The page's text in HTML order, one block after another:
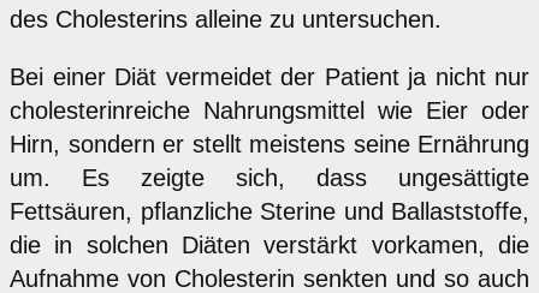
des Cholesterins alleine zu untersuchen.
Bei einer Diät vermeidet der Patient ja nicht nur
cholesterinreiche Nahrungsmittel wie Eier oder
Hirn, sondern er stellt meistens seine Ernährung
um. Es zeigte sich, dass ungesättigte
Fettsäuren, pflanzliche Sterine und Ballaststoffe,
die in solchen Diäten verstärkt vorkamen, die
Aufnahme von Cholesterin senkten und so auch